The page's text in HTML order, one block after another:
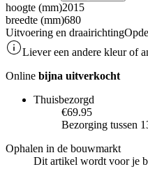
hoogte (mm)2015
breedte (mm)680
Uitvoering en draairichting
Liever een andere kleur of
Online bijna uitverkocht
Thuisbezorgd
€69.95
Bezorging tussen
Ophalen in de bouwmarkt
Dit artikel wordt voor je